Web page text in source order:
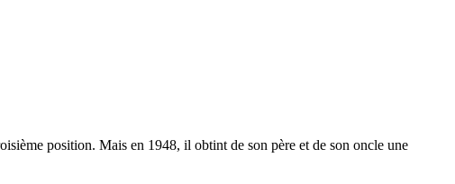
position. Mais en 1948, il obtint de son père et de son oncle une